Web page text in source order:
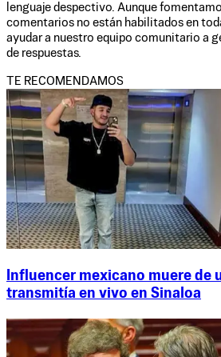
lenguaje despectivo. Aunque
comentarios no están habilitados en
ayudar a nuestro equipo comunitario a
de respuestas.
TE RECOMENDAMOS
Influencer mexicano muere de
transmitía en vivo en Sinaloa